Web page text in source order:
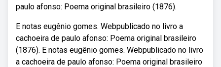
paulo afonso: Poema original brasileiro (1876).
E notas eugênio gomes. Webpublicado no livro a
cachoeira de paulo afonso: Poema original brasileiro
(1876). E notas eugênio gomes. Webpublicado no livro
a cachoeira de paulo afonso: Poema original brasileiro